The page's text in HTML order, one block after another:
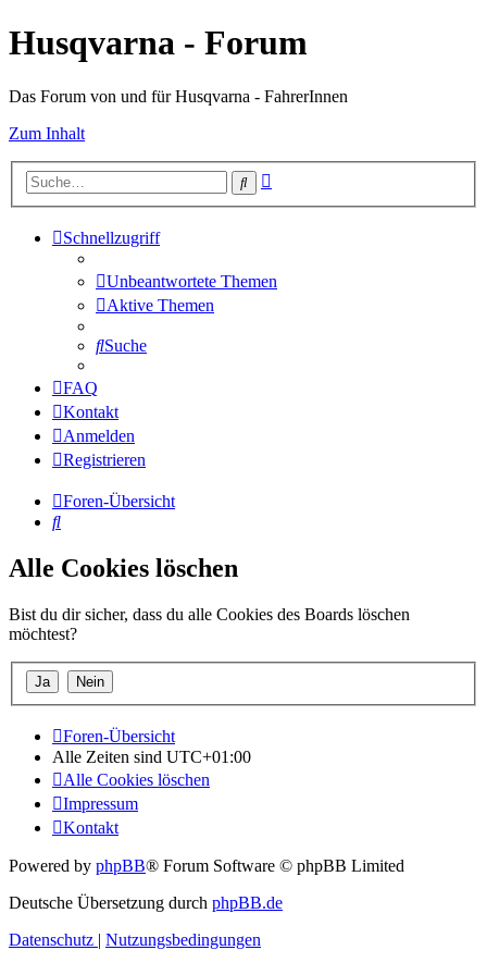
Husqvarna - Forum
Das Forum von und für Husqvarna - FahrerInnen
Zum Inhalt
Suche
Schnellzugriff
Unbeantwortete Themen
Aktive Themen
Suche
FAQ
Kontakt
Anmelden
Registrieren
Foren-Übersicht
Suche
Alle Cookies löschen
Bist du dir sicher, dass du alle Cookies des Boards löschen
möchtest?
Foren-Übersicht
Alle Zeiten sind UTC+01:00
Alle Cookies löschen
Impressum
Kontakt
Powered by phpBB® Forum Software © phpBB Limited
Deutsche Übersetzung durch phpBB.de
Datenschutz | Nutzungsbedingungen